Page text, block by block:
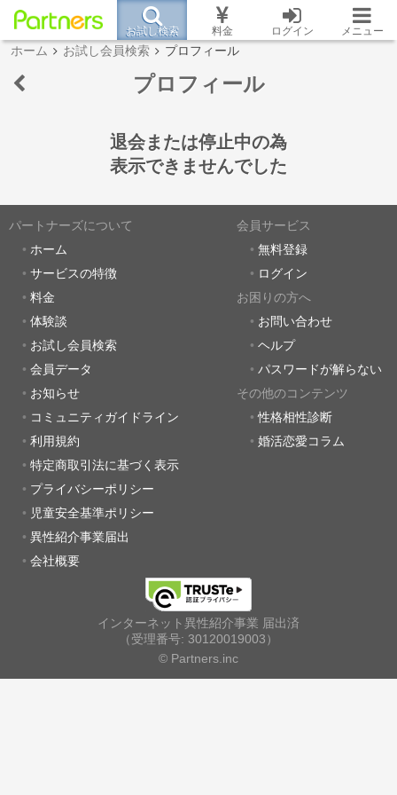
お試し検索 料金 ログイン メニュー
ホーム お試し会員検索 プロフィール
プロフィール
退会または停止中の為
表示できませんでした
パートナーズについて
ホーム
サービスの特徴
料金
体験談
お試し会員検索
会員データ
お知らせ
コミュニティガイドライン
利用規約
特定商取引法に基づく表示
プライバシーポリシー
児童安全基準ポリシー
異性紹介事業届出
会社概要
会員サービス
無料登録
ログイン
お困りの方へ
お問い合わせ
ヘルプ
パスワードが解らない
その他のコンテンツ
性格相性診断
婚活恋愛コラム
インターネット異性紹介事業 届出済
（受理番号: 30120019003）
© Partners.inc